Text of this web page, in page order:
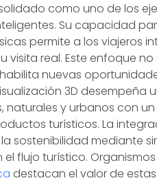
como uno de los
Su capacidad
permite a los viajeros
visita real. Este enfoque
nuevas
3D desempeña
naturales y urbanos con
turísticos. La
sostenibilidad mediante
flujo turístico.
destacan el valor de